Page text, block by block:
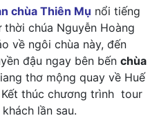
chùa Thiên Mụ nổi tiếng
chúa Nguyễn Hoàng
về ngôi chùa này, đến
đậu ngay bên bến chùa
thơ mộng quay về Huế
Kết thúc chương trình tour
lần sau.